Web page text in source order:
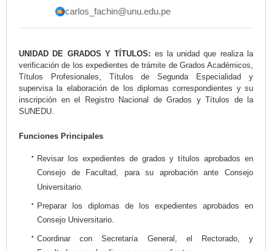
carlos_fachin@unu.edu.pe
UNIDAD DE GRADOS Y TÍTULOS: es la unidad que realiza la
verificación de los expedientes de trámite de Grados Académicos,
Títulos Profesionales, Títulos de Segunda Especialidad y
supervisa la elaboración de los diplomas correspondientes y su
inscripción en el Registro Nacional de Grados y Títulos de la
SUNEDU.
Funciones Principales
Revisar los expedientes de grados y títulos aprobados en
Consejo de Facultad, para su aprobación ante Consejo
Universitario.
Preparar los diplomas de los expedientes aprobados en
Consejo Universitario.
Coordinar con Secretaría General, el Rectorado, y